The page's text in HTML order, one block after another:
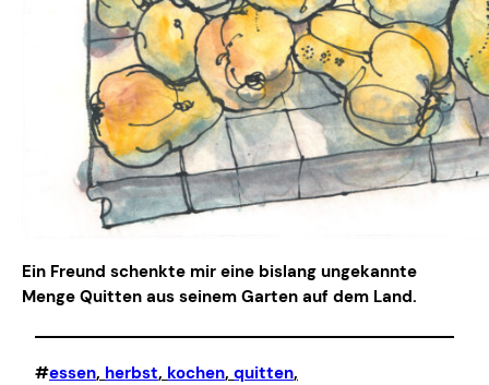
Ein Freund schenkte mir eine bislang ungekannte
Menge Quitten aus seinem Garten auf dem Land.
#essen, herbst, kochen, quitten,